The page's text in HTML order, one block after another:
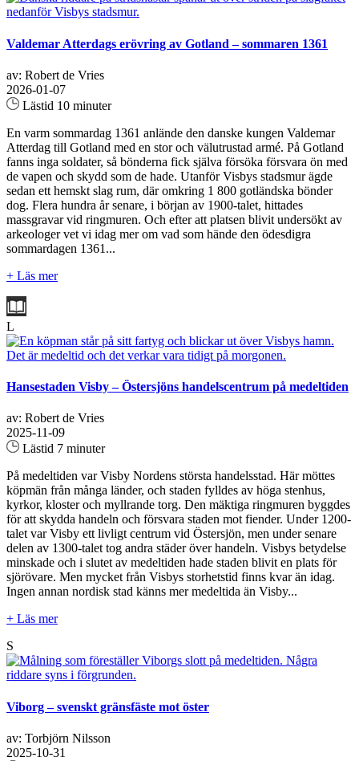
Valdemar Atterdags erövring av Gotland – sommaren 1361
av: Robert de Vries
2026-01-07
Lästid 10 minuter
En varm sommardag 1361 anlände den danske kungen Valdemar
Atterdag till Gotland med en stor och välutrustad armé. På Gotland
fanns inga soldater, så bönderna fick själva försöka försvara ön med
de vapen och skydd som de hade. Utanför Visbys stadsmur ägde
sedan ett hemskt slag rum, där omkring 1 800 gotländska bönder
dog. Flera hundra år senare, i början av 1900-talet, hittades
massgravar vid ringmuren. Och efter att platsen blivit undersökt av
arkeologer vet vi idag mer om vad som hände den ödesdigra
sommardagen 1361...
+ Läs mer
L
Hansestaden Visby – Östersjöns handelscentrum på medeltiden
av: Robert de Vries
2025-11-09
Lästid 7 minuter
På medeltiden var Visby Nordens största handelsstad. Här möttes
köpmän från många länder, och staden fylldes av höga stenhus,
kyrkor, kloster och myllrande torg. Den mäktiga ringmuren byggdes
för att skydda handeln och försvara staden mot fiender. Under 1200-
talet var Visby ett livligt centrum vid Östersjön, men under senare
delen av 1300-talet tog andra städer över handeln. Visbys betydelse
minskade och i slutet av medeltiden hade staden blivit en plats för
sjörövare. Men mycket från Visbys storhetstid finns kvar än idag.
Ingen annan nordisk stad känns mer medeltida än Visby...
+ Läs mer
S
Viborg – svenskt gränsfäste mot öster
av: Torbjörn Nilsson
2025-10-31